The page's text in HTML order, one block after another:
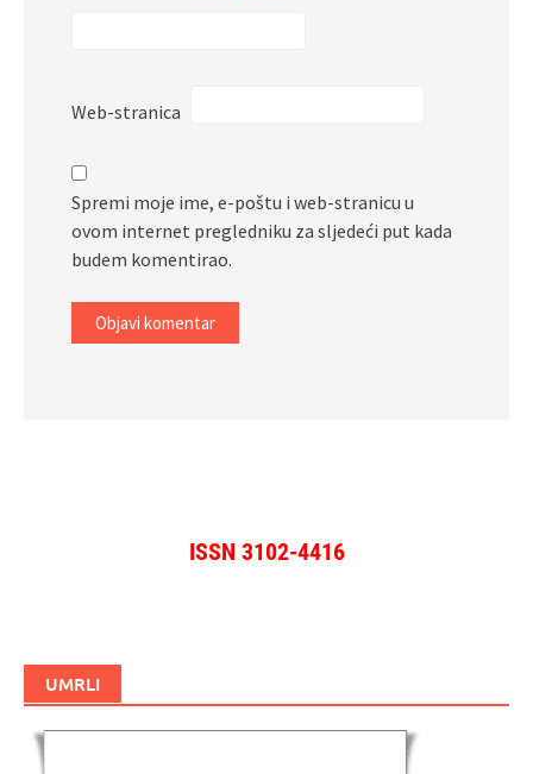
Web-stranica
Spremi moje ime, e-poštu i web-stranicu u
ovom internet pregledniku za sljedeći put kada
budem komentirao.
ISSN 3102-4416
UMRLI